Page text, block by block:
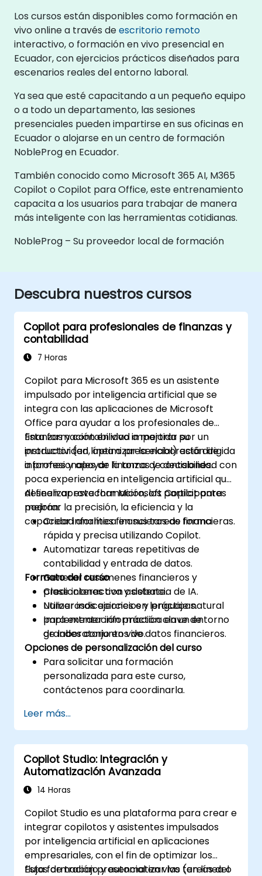
Los cursos están disponibles como formación en
vivo online a través deescritorio remoto
interactivo, o formación en vivo presencial en
Ecuador, con ejercicios prácticos diseñados para
escenarios reales del entorno laboral.
Ya sea que esté capacitando a un pequeño equipo
o a todo un departamento, las sesiones
presenciales pueden impartirse en sus oficinas en
Ecuador o alojarse en un centro de formación
NobleProg en Ecuador.
También conocido como Microsoft 365 AI, M365
Copilot o Copilot para Office, este entrenamiento
capacita a los usuarios para trabajar de manera
más inteligente con las herramientas cotidianas.
NobleProg – Su proveedor local de formación
Descubra nuestros cursos
Copilot para profesionales de finanzas y
contabilidad
7 Horas
Copilot para Microsoft 365 es un asistente
impulsado por inteligencia artificial que se
integra con las aplicaciones de Microsoft
Office para ayudar a los profesionales de
finanzas y contabilidad a mejorar su
productividad, optimizar la elaboración de
informes y apoyar la toma de decisiones.
Esta formación en vivo impartida por un
instructor (en línea o presencial) está dirigida
a profesionales de finanzas y contabilidad con
poca experiencia en inteligencia artificial que
deseen aprovechar Microsoft Copilot para
mejorar la precisión, la eficiencia y la
capacidad analítica en sus tareas financieras.
Al finalizar esta formación, los participantes
podrán:
Crear informes financieros de forma
rápida y precisa utilizando Copilot.
Automatizar tareas repetitivas de
contabilidad y entrada de datos.
Generar resúmenes financieros y
predicciones con asistencia de IA.
Utilizar indicaciones en lenguaje natural
para extraer información clave de
grandes conjuntos de datos financieros.
Formato del curso
Clase interactiva y debate.
Numerosos ejercicios y prácticas.
Implementación práctica en un entorno
de laboratorio en vivo.
Opciones de personalización del curso
Para solicitar una formación
personalizada para este curso,
contáctenos para coordinarla.
Leer más...
Copilot Studio: Integración y
Automatización Avanzada
14 Horas
Copilot Studio es una plataforma para crear e
integrar copilotos y asistentes impulsados
por inteligencia artificial en aplicaciones
empresariales, con el fin de optimizar los
flujos de trabajo y automatizar las tareas del
Esta formación presencial en vivo (en línea o